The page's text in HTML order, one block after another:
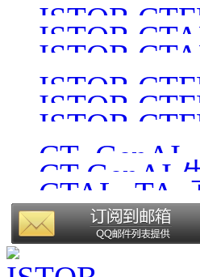
ISTQB
ISTQB
ISTQB
ISTQB
ISTQB
ISTQB
CT GenAI
版）